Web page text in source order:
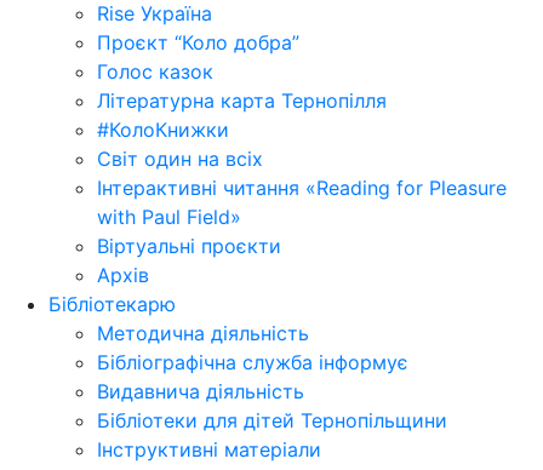
Rise Україна
Проєкт “Коло добра”
Голос казок
Літературна карта Тернопілля
#КолоКнижки
Світ один на всіх
Інтерактивні читання «Reading for Pleasure
with Paul Field»
Віртуальні проєкти
Архів
Бібліотекарю
Методична діяльність
Бібліографічна служба інформує
Видавнича діяльність
Бібліотеки для дітей Тернопільщини
Інструктивні матеріали